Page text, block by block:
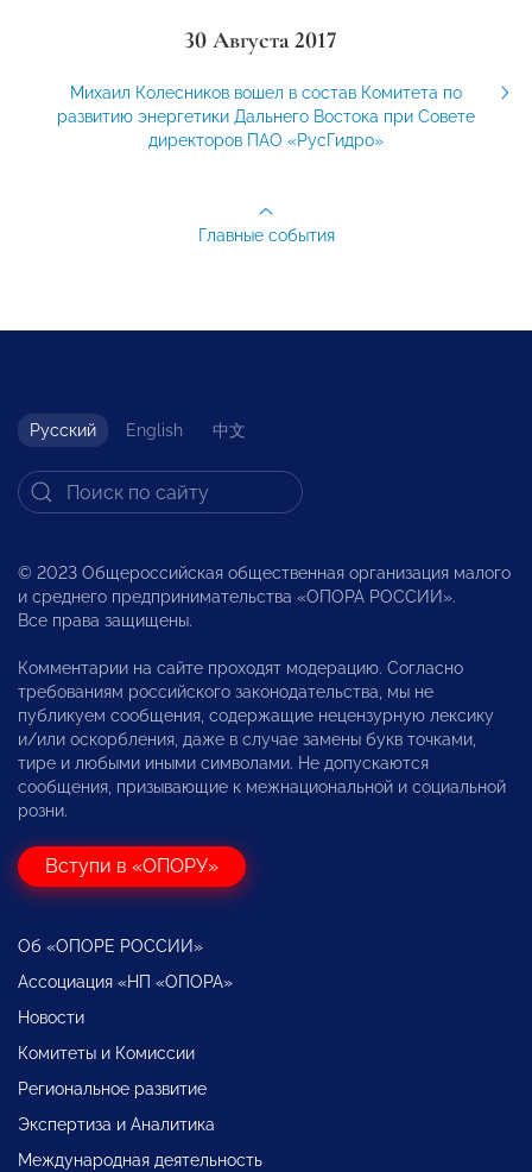
30 Августа 2017
Михаил Колесников вошел в состав Комитета по
развитию энергетики Дальнего Востока при Совете
директоров ПАО «РусГидро»
Главные события
Русский English 中文
© 2023 Общероссийская общественная организация малого
и среднего предпринимательства «ОПОРА РОССИИ».
Все права защищены.
Комментарии на сайте проходят модерацию. Согласно
требованиям российского законодательства, мы не
публикуем сообщения, содержащие нецензурную лексику
и/или оскорбления, даже в случае замены букв точками,
тире и любыми иными символами. Не допускаются
сообщения, призывающие к межнациональной и социальной
розни.
Вступи в «ОПОРУ»
Об «ОПОРЕ РОССИИ»
Ассоциация «НП «ОПОРА»
Новости
Комитеты и Комиссии
Региональное развитие
Экспертиза и Аналитика
Международная деятельность